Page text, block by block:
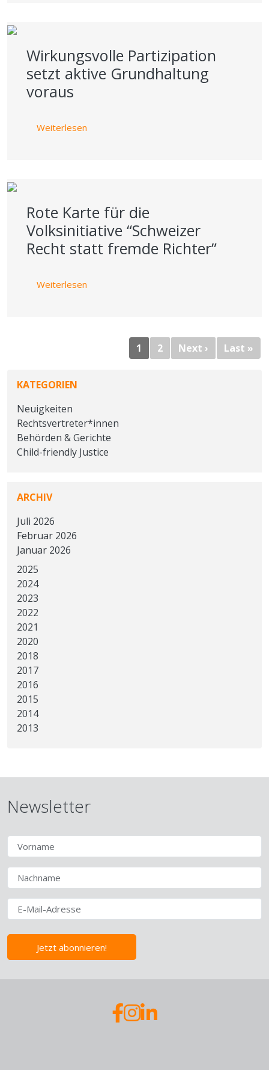
Wirkungsvolle Partizipation
setzt aktive Grundhaltung
voraus
Weiterlesen
Rote Karte für die
Volksinitiative “Schweizer
Recht statt fremde Richter”
Weiterlesen
Seitennummerierung1 2 Next › Nächste
Last »
KATEGORIEN
Neuigkeiten
Rechtsvertreter*innen
Behörden & Gerichte
Child-friendly Justice
ARCHIV
Juli 2026
Februar 2026
Januar 2026
2025
2024
2023
2022
2021
2020
2018
2017
2016
2015
2014
2013
Newsletter
Jetzt abonnieren!